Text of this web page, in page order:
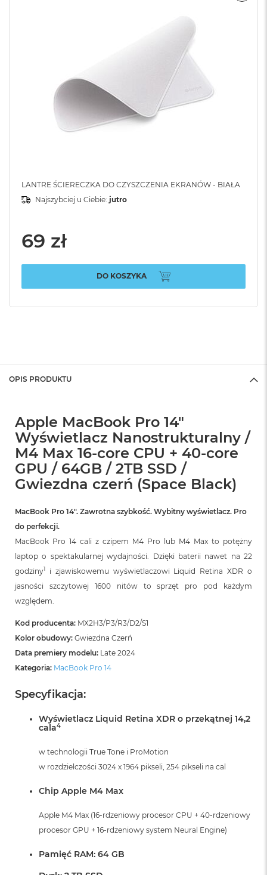
LANTRE ŚCIERECZKA DO CZYSZCZENIA EKRANÓW - BIAŁA
Najszybciej u Ciebie: jutro
69 zł
DO KOSZYKA
OPIS PRODUKTU
Apple MacBook Pro 14"
Wyświetlacz Nanostrukturalny /
M4 Max 16-core CPU + 40-core
GPU / 64GB / 2TB SSD /
Gwiezdna czerń (Space Black)
MacBook Pro 14″. Zawrotna szybkość. Wybitny wyświetlacz. Pro
do perfekcji.
MacBook Pro 14 cali z czipem M4 Pro lub M4 Max to potężny
laptop o spektakularnej wydajności. Dzięki baterii nawet na 22
godziny1
i zjawiskowemu wyświetlaczowi Liquid Retina XDR o
jasności szczytowej 1600 nitów to sprzęt pro pod każdym
względem.
Kod producenta: MX2H3/P3/R3/D2/S1
Kolor obudowy: Gwiezdna Czerń
Data premiery modelu: Late 2024
Kategoria: MacBook Pro 14
Specyfikacja:
Wyświetlacz Liquid Retina XDR o przekątnej 14,2
cala4
w technologii True Tone i ProMotion
w rozdzielczości 3024 x 1964 pikseli, 254 pikseli na cal
Chip Apple M4 Max
Apple M4 Max (16-rdzeniowy procesor CPU + 40-rdzeniowy
procesor GPU + 16-rdzeniowy system Neural Engine)
Pamięć RAM: 64 GB